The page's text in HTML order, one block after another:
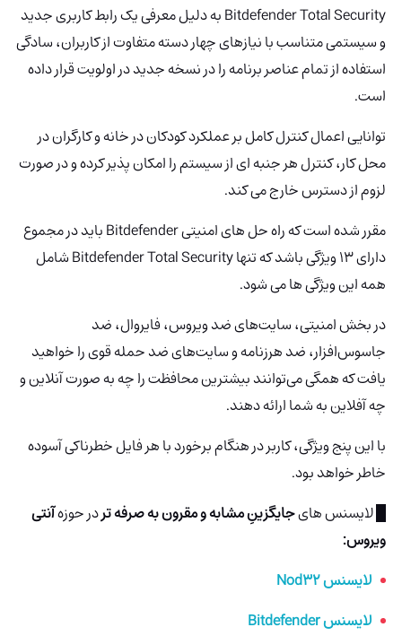
Bitdefender Total Security به دلیل معرفی یک رابط کاربری جدید
و سیستمی متناسب با نیازهای چهار دسته متفاوت از کاربران، سادگی
استفاده از تمام عناصر برنامه را در نسخه جدید در اولویت قرار داده
است.
توانایی اعمال کنترل کامل بر عملکرد کودکان در خانه و کارگران در
محل کار، کنترل هر جنبه ای از سیستم را امکان پذیر کرده و در صورت
لزوم از دسترس خارج می کند.
مقرر شده است که راه حل های امنیتی Bitdefender باید در مجموع
دارای 13 ویژگی باشد که تنها Bitdefender Total Security شامل
همه این ویژگی ها می شود.
در بخش امنیتی، سایت‌های ضد ویروس، فایروال، ضد
جاسوس‌افزار، ضد هرزنامه و سایت‌های ضد حمله قوی را خواهید
یافت که همگی می‌توانند بیشترین محافظت را چه به صورت آنلاین و
چه آفلاین به شما ارائه دهند.
با این پنج ویژگی، کاربر در هنگام برخورد با هر فایل خطرناکی آسوده
خاطر خواهد بود.
█ لایسنس هایجایگزینِ مشابه و مقرون به صرفه تردر حوزهآنتی
ویروس:
لایسنس Nod32
لایسنس Bitdefender